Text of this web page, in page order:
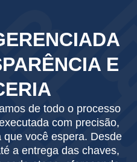
E
de todo o processo
com precisão,
você espera. Desde
a entrega das chaves,